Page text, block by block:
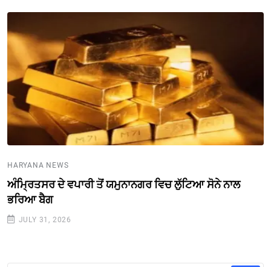
HARYANA NEWS
ਅੰਮ੍ਰਿਤਸਰ ਦੇ ਵਪਾਰੀ ਤੋਂ ਯਮੁਨਾਨਗਰ ਵਿਚ ਲੁੱਟਿਆ ਸੋਨੇ ਨਾਲ
ਭਰਿਆ ਬੈਗ
JULY 31, 2026